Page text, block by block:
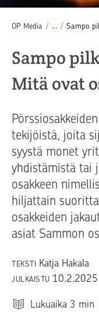
OP Media / ... /
Sijoittaminen
Osakesijoittaminen /
Sampo
Sampo
Mitä ovat
tekijöistä, joita
syystä monet
yhdistämistä tai
osakkeen
hiljattain
osakkeiden
asiat Sammon
TEKSTI Katja Hakala
JULKAISTU 10.2.2025
Lukuaika 3 min